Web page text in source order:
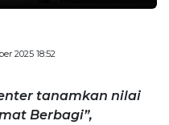
2025 18:52
tanamkan nilai
Berbagi”,